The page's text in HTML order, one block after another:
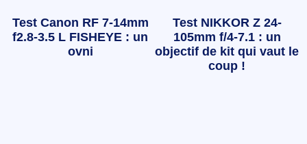
Test Canon RF 7-14mm
f2.8-3.5 L FISHEYE : un
ovni
Test NIKKOR Z 24-
105mm f/4-7.1 : un
objectif de kit qui vaut le
coup !